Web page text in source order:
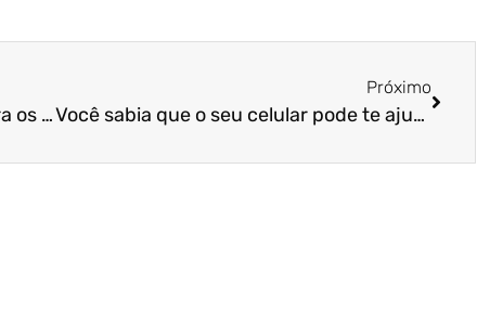
3 benefícios que os pets trazem para os idosos
Próximo
Você sabia que o seu celular pode te ajudar a cuidar do seu pet?